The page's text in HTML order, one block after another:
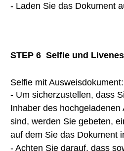
- Laden Sie das Dokument
STEP 6 Selfie und
Selfie mit Ausweisdokument:
- Um sicherzustellen, dass
Inhaber des hochgeladenen
sind, werden Sie gebeten,
auf dem Sie das Dokument
- Achten Sie darauf, dass